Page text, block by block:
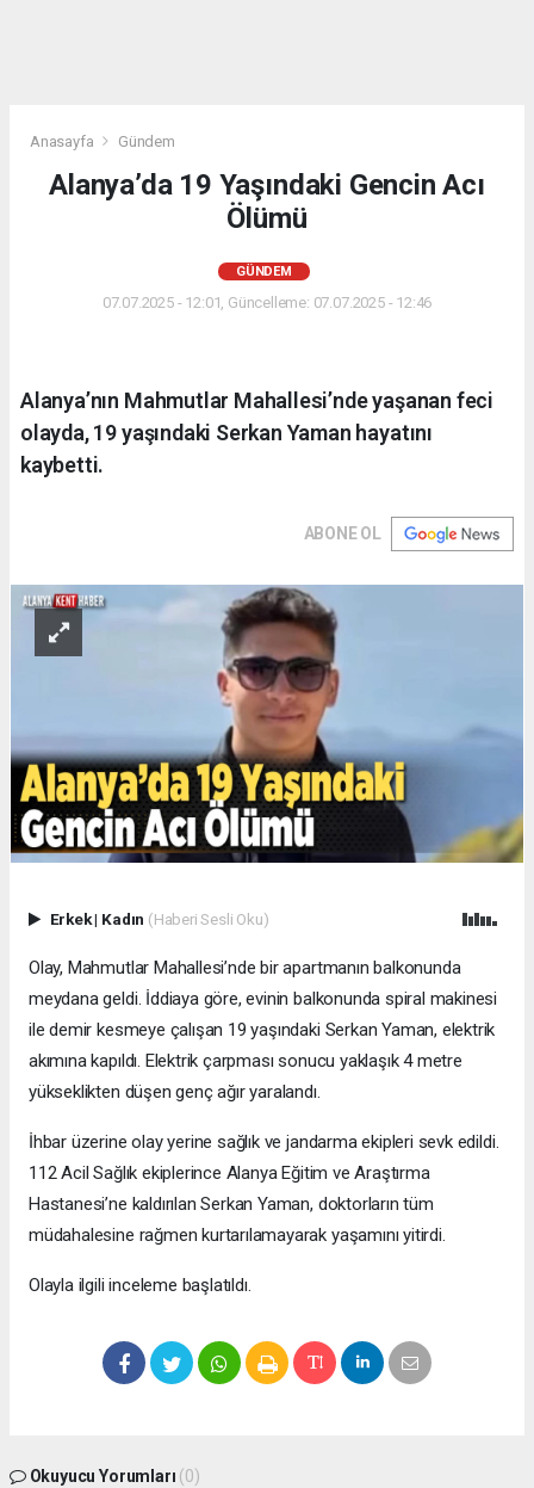
Anasayfa Gündem
Alanya’da 19 Yaşındaki Gencin Acı
Ölümü
GÜNDEM
07.07.2025 - 12:01, Güncelleme: 07.07.2025 - 12:46
Alanya’nın Mahmutlar Mahallesi’nde yaşanan feci
olayda, 19 yaşındaki Serkan Yaman hayatını
kaybetti.
ABONE OL
Erkek| Kadın (Haberi Sesli Oku)
Olay, Mahmutlar Mahallesi’nde bir apartmanın balkonunda
meydana geldi. İddiaya göre, evinin balkonunda spiral makinesi
ile demir kesmeye çalışan 19 yaşındaki Serkan Yaman, elektrik
akımına kapıldı. Elektrik çarpması sonucu yaklaşık 4 metre
yükseklikten düşen genç ağır yaralandı.
İhbar üzerine olay yerine sağlık ve jandarma ekipleri sevk edildi.
112 Acil Sağlık ekiplerince Alanya Eğitim ve Araştırma
Hastanesi’ne kaldırılan Serkan Yaman, doktorların tüm
müdahalesine rağmen kurtarılamayarak yaşamını yitirdi.
Olayla ilgili inceleme başlatıldı.
Okuyucu Yorumları (0)